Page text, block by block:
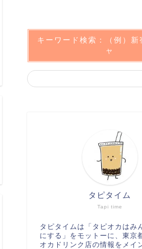
キーワード検索：（例）新
ャ
Tapi time
タピタイム
タピタイムは「タピオカはみ
にする」をモットーに、東京
オカドリンク店の情報をメイ